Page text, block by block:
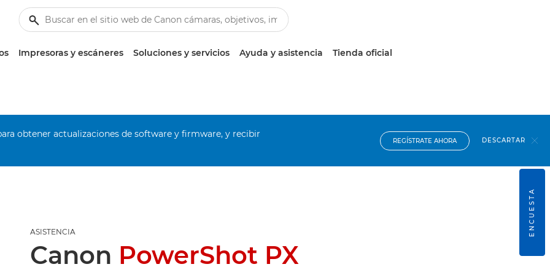
Impresoras y escáneres Soluciones y servicios Ayuda y asistencia Tienda oficial
obtener actualizaciones de software y firmware, y recibir
REGÍSTRATE AHORA DESCARTAR
ASISTENCIA
Canon PowerShot PX
ENCUESTA